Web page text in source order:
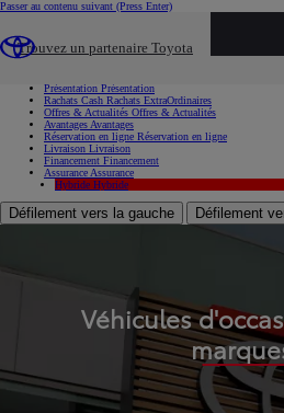
Passer au contenu suivant (Press Enter)
Trouvez un partenaire Toyota
Présentation Présentation
Rachats Cash Rachats ExtraOrdinaires
Offres & Actualités Offres & Actualités
Avantages Avantages
Réservation en ligne Réservation en ligne
Livraison Livraison
Financement Financement
Assurance Assurance
Hybride Hybride
Défilement vers la gauche Défilement
Véhicules